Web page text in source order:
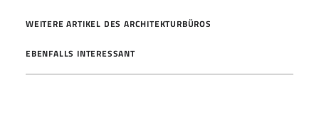
WEITERE ARTIKEL DES ARCHITEKTURBÜROS
EBENFALLS INTERESSANT